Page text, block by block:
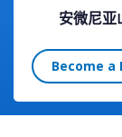
安微尼
Become a